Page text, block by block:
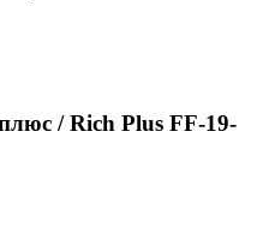
/ Rich Plus FF-19-